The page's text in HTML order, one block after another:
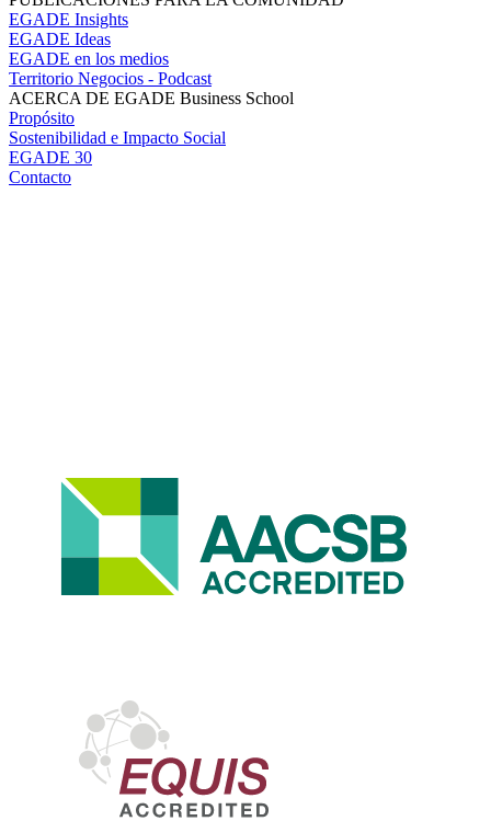
EGADE Insights
EGADE Ideas
EGADE en los medios
Territorio Negocios - Podcast
ACERCA DE EGADE Business School
Propósito
Sostenibilidad e Impacto Social
EGADE 30
Contacto